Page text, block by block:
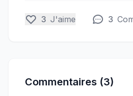
3 J'aime 3
Commentaires (3)